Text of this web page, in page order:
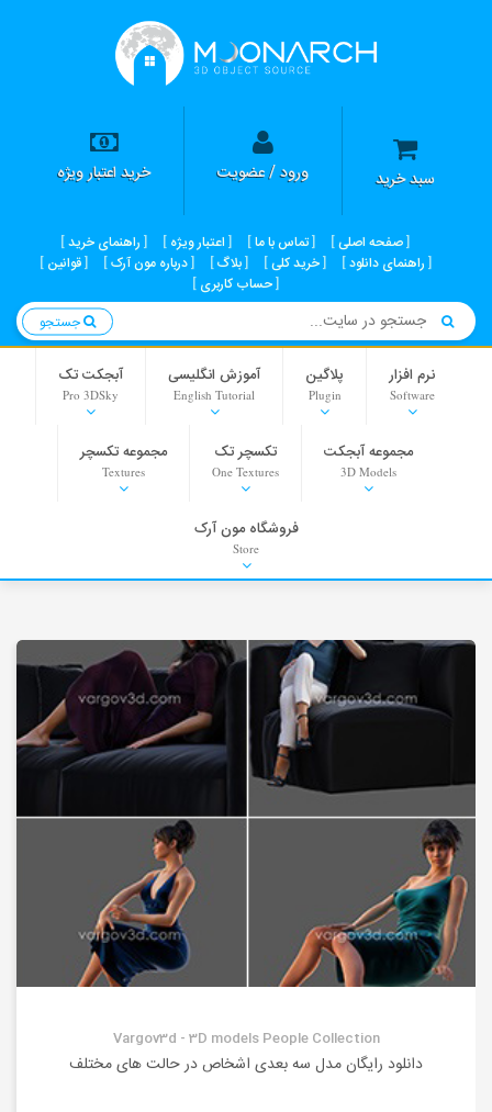
سبد خرید ورود / عضویت خرید اعتبار ویژه
صفحه اصلی تماس با ما اعتبار ویژه
راهنمای خرید
راهنمای دانلود
خرید کلی بلاگ درباره مون آرک
قوانین
حساب کاربری
نرم افزار
Software
پلاگین
Plugin
آموزش انگلیسی
English Tutorial
آبجکت تک
Pro 3DSky
مجموعه آبجکت
3D Models
تکسچر تک
One Textures
مجموعه تکسچر
Textures
PNG-PSD
Background
Stock Images
فروشگاه مون آرک
Store
Vargov3d - 3D models People Collection
دانلود رایگان مدل سه بعدی اشخاص در حالت های مختلف